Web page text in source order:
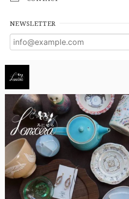
NEWSLETTER